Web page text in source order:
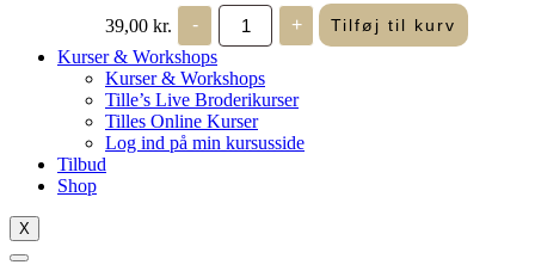
39,00 kr. -
John
James
-
Perlenåle
Krumme
10
antal
+ Tilføj til kurv
Kurser & Workshops
Kurser & Workshops
Tille’s Live Broderikurser
Tilles Online Kurser
Log ind på min kursusside
Tilbud
Shop
X